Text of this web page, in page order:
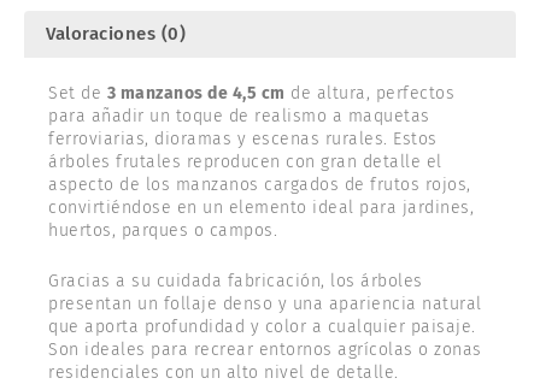
Valoraciones (0)
Set de 3 manzanos de 4,5 cm de altura, perfectos
para añadir un toque de realismo a maquetas
ferroviarias, dioramas y escenas rurales. Estos
árboles frutales reproducen con gran detalle el
aspecto de los manzanos cargados de frutos rojos,
convirtiéndose en un elemento ideal para jardines,
huertos, parques o campos.
Gracias a su cuidada fabricación, los árboles
presentan un follaje denso y una apariencia natural
que aporta profundidad y color a cualquier paisaje.
Son ideales para recrear entornos agrícolas o zonas
residenciales con un alto nivel de detalle.